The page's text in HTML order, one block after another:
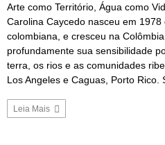
Arte como Território, Água como
Carolina Caycedo nasceu em
colombiana, e cresceu na
profundamente sua sensibilidade
terra, os rios e as comunidades
Los Angeles e Caguas, Porto
Leia Mais